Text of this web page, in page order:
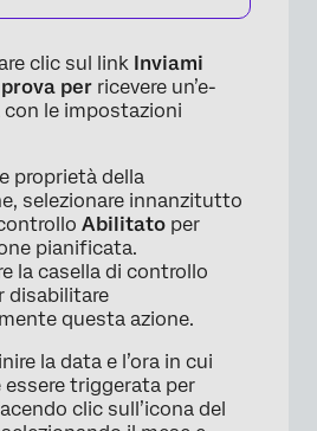
clic sul link Inviami
per ricevere un’e-
con le impostazioni
proprietà della
selezionare innanzitutto
Abilitato per
pianificata.
la casella di controllo
disabilitare
questa azione.
la data e l’ora in cui
essere triggerata per
clic sull’icona del